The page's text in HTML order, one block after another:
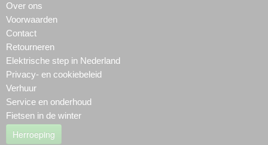
Over ons
Voorwaarden
Contact
Retourneren
Elektrische step in Nederland
Privacy- en cookiebeleid
Verhuur
Service en onderhoud
Fietsen in de winter
Herroeping